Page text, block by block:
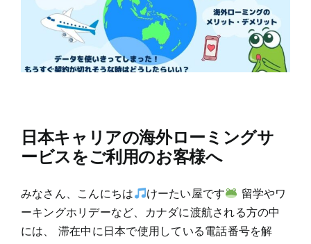
日本キャリアの海外ローミングサ
ービスをご利用のお客様へ
みなさん、こんにちは けーたい屋です
留学やワ
ーキングホリデーなど、カナダに渡航される方の中
には、 滞在中に日本で使用している電話番号を解